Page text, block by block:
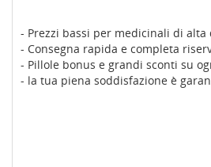
- Prezzi bassi per medicinali di alta
- Consegna rapida e completa
- Pillole bonus e grandi sconti su
- la tua piena soddisfazione è